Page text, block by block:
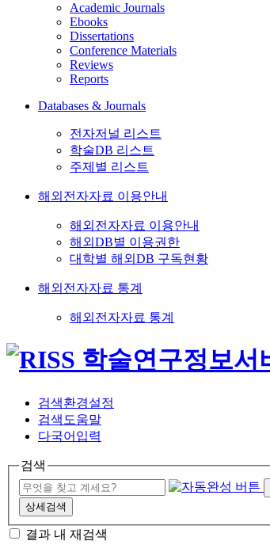
Academic Journals
Ebooks
Dissertations
Conference Materials
Reviews
Reports
Databases & Journals
전자저널 리스트
학술DB 리스트
주제별 리스트
해외전자자료 이용안내
해외전자자료 이용안내
해외DB별 이용권한
대학별 해외DB 구독현황
해외전자자료 통계
해외전자자료 통계
검색환경설정
검색도움말
다국어입력
검색
상세검색
결과 내 재검색